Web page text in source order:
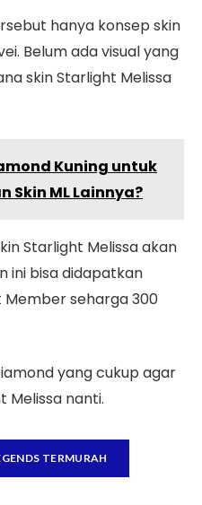
hanya konsep skin
Belum ada visual yang
skin Starlight Melissa
Kuning untuk
Skin ML Lainnya?
Starlight Melissa akan
ini bisa didapatkan
seharga 300
yang cukup agar
Melissa nanti.
TERMURAH